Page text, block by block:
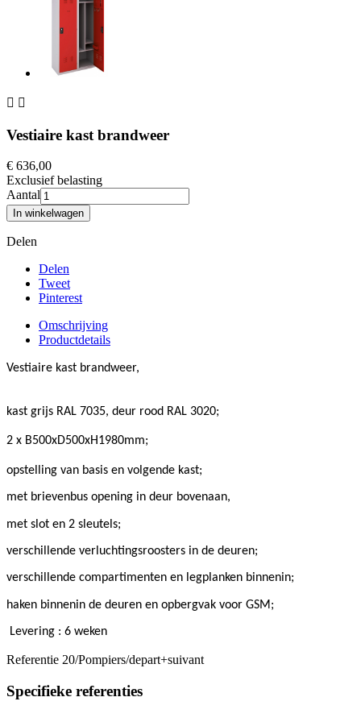
 
Vestiaire kast brandweer
€ 636,00
Exclusief belasting
Aantal
In winkelwagen
Delen
Delen
Tweet
Pinterest
Omschrijving
Productdetails
Vestiaire kast brandweer,
kast grijs RAL 7035, deur rood RAL 3020;
2 x B500xD500xH1980mm;
opstelling van basis en volgende kast;
met brievenbus opening in deur bovenaan,
met slot en 2 sleutels;
verschillende verluchtingsroosters in de deuren;
verschillende compartimenten en legplanken binnenin;
haken binnenin de deuren en opbergvak voor GSM;
Levering : 6 weken
Referentie 20/Pompiers/depart+suivant
Specifieke referenties